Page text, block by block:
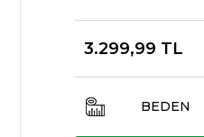
3.299,99 TL
BEDEN